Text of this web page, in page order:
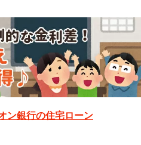
ン銀行の住宅ローン